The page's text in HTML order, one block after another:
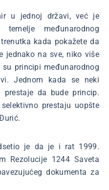
u jednoj državi, već je
međunarodnog
kada pokažete da
jednako na sve, niko više
principi međunarodnog
Jednom kada se neki
da bude princip.
prestaju uopšte
je da je i rat 1999.
Rezolucije 1244 Saveta
dokumenta za